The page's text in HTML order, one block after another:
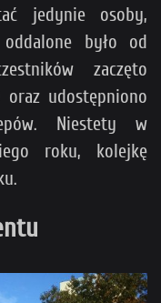
jedynie osoby,
było od
zaczęto
oraz udostępniono
Niestety w
roku, kolejkę